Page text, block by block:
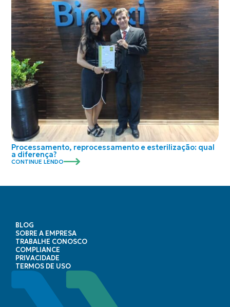
Processamento, reprocessamento e esterilização: qual
a diferença?
CONTINUE LENDO
BLOG
SOBRE A EMPRESA
TRABALHE CONOSCO
COMPLIANCE
PRIVACIDADE
TERMOS DE USO